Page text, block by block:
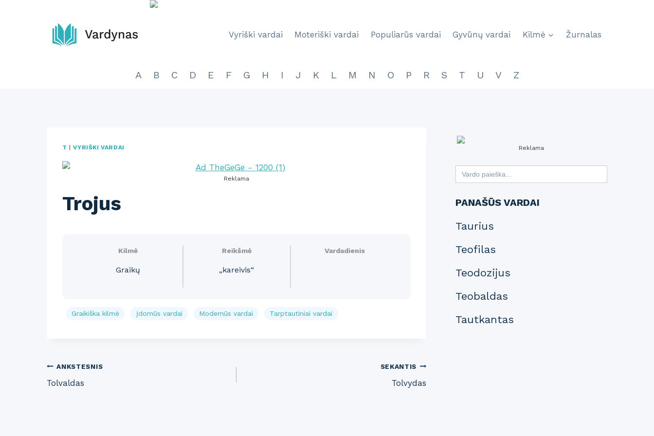
Vyriški vardai Moteriški vardai Populiarūs vardai Gyvūnų vardai Kilmė Žurnalas
A B C D E F G H I J K L M N O P R S T U V Z
T |VYRIŠKI VARDAI
Reklama
Trojus
Kilmė
Graikų
Reikšmė
„kareivis“
Vardadienis
Graikiška kilmė Įdomūs vardai Modernūs vardai Tarptautiniai vardai
Post
navigation
ANKSTESNIS
Tolvaldas
SEKANTIS
Tolvydas
Reklama
Search
for:
PANAŠŪS VARDAI
Taurius
Teofilas
Teodozijus
Teobaldas
Tautkantas